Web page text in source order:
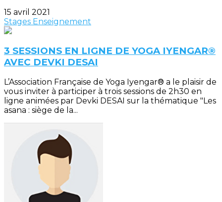
15 avril 2021
Stages Enseignement
3 SESSIONS EN LIGNE DE YOGA IYENGAR®
AVEC DEVKI DESAI
L’Association Française de Yoga Iyengar® a le plaisir de
vous inviter à participer à trois sessions de 2h30 en
ligne animées par Devki DESAI sur la thématique "Les
asana : siège de la...